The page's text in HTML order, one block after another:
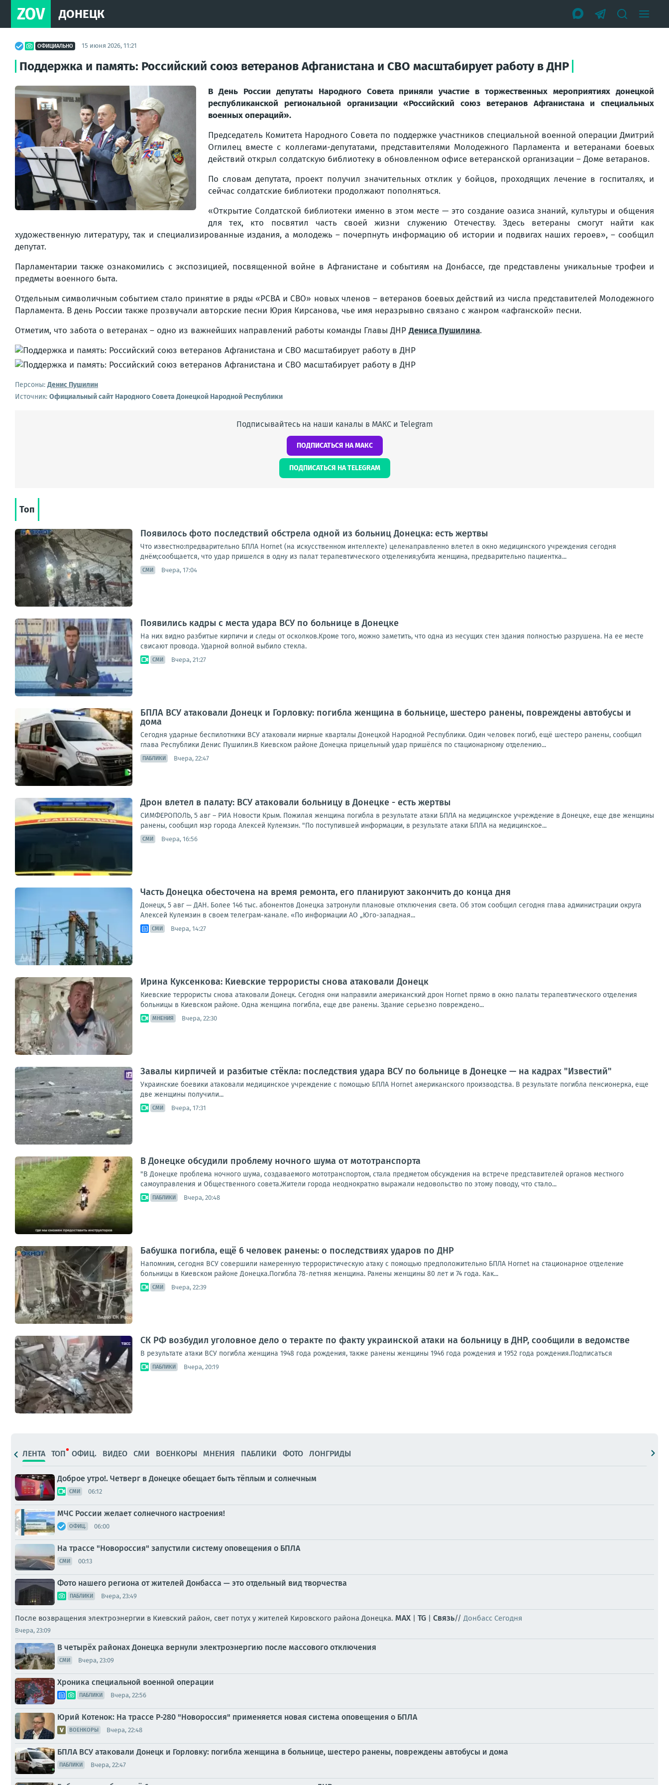
ZOV ДОНЕЦК
ОФИЦИАЛЬНО 15 июня 2026, 11:21
Поддержка и память: Российский союз ветеранов Афганистана и СВО масштабирует работу в ДНР
В День России депутаты Народного Совета приняли участие в торжественных мероприятиях донецкой
республиканской региональной организации «Российский союз ветеранов Афганистана и специальных
военных операций».
Председатель Комитета Народного Совета по поддержке участников специальной военной операции Дмитрий
Оглилец вместе с коллегами-депутатами, представителями Молодежного Парламента и ветеранами боевых
действий открыл солдатскую библиотеку в обновленном офисе ветеранской организации – Доме ветаранов.
По словам депутата, проект получил значительных отклик у бойцов, проходящих лечение в госпиталях, и
сейчас солдатские библиотеки продолжают пополняться.
«Открытие Солдатской библиотеки именно в этом месте — это создание оазиса знаний, культуры и общения
для тех, кто посвятил часть своей жизни служению Отечеству. Здесь ветераны смогут найти как
художественную литературу, так и специализированные издания, а молодежь – почерпнуть информацию об истории и подвигах наших героев», – сообщил
депутат.
Парламентарии также ознакомились с экспозицией, посвященной войне в Афганистане и событиям на Донбассе, где представлены уникальные трофеи и
предметы военного быта.
Отдельным символичным событием стало принятие в ряды «РСВА и СВО» новых членов – ветеранов боевых действий из числа представителей Молодежного
Парламента. В день России также прозвучали авторские песни Юрия Кирсанова, чье имя неразрывно связано с жанром «афганской» песни.
Отметим, что забота о ветеранах – одно из важнейших направлений работы команды Главы ДНРДениса Пушилина.
Персоны: Денис Пушилин
Источник: Официальный сайт Народного Совета Донецкой Народной Республики
Подписывайтесь на наши каналы в МАКС и Telegram
ПОДПИСАТЬСЯ НА МАКС
ПОДПИСАТЬСЯ НА TELEGRAM
Топ
Появилось фото последствий обстрела одной из больниц Донецка: есть жертвы
Что известно:предварительно БПЛА Hornet (на искусственном интеллекте) целенаправленно влетел в окно медицинского учреждения сегодня
днём;сообщается, что удар пришелся в одну из палат терапевтического отделения;убита женщина, предварительно пациентка...
СМИ Вчера, 17:04
Появились кадры с места удара ВСУ по больнице в Донецке
На них видно разбитые кирпичи и следы от осколков.Кроме того, можно заметить, что одна из несущих стен здания полностью разрушена. На ее месте
свисают провода. Ударной волной выбило стекла.
СМИ Вчера, 21:27
БПЛА ВСУ атаковали Донецк и Горловку: погибла женщина в больнице, шестеро ранены, повреждены автобусы и
дома
Сегодня ударные беспилотники ВСУ атаковали мирные кварталы Донецкой Народной Республики. Один человек погиб, ещё шестеро ранены, сообщил
глава Республики Денис Пушилин.В Киевском районе Донецка прицельный удар пришёлся по стационарному отделению...
ПАБЛИКИ Вчера, 22:47
Дрон влетел в палату: ВСУ атаковали больницу в Донецке - есть жертвы
СИМФЕРОПОЛЬ, 5 авг – РИА Новости Крым. Пожилая женщина погибла в результате атаки БПЛА на медицинское учреждение в Донецке, еще две женщины
ранены, сообщил мэр города Алексей Кулемзин. "По поступившей информации, в результате атаки БПЛА на медицинское...
СМИ Вчера, 16:56
Часть Донецка обесточена на время ремонта, его планируют закончить до конца дня
Донецк, 5 авг — ДАН. Более 146 тыс. абонентов Донецка затронули плановые отключения света. Об этом сообщил сегодня глава администрации округа
Алексей Кулемзин в своем телеграм-канале. «По информации АО „Юго-западная...
СМИ Вчера, 14:27
Ирина Куксенкова: Киевские террористы снова атаковали Донецк
Киевские террористы снова атаковали Донецк. Сегодня они направили американский дрон Hornet прямо в окно палаты терапевтического отделения
больницы в Киевском районе. Одна женщина погибла, еще две ранены. Здание серьезно повреждено...
МНЕНИЯ Вчера, 22:30
Завалы кирпичей и разбитые стёкла: последствия удара ВСУ по больнице в Донецке — на кадрах "Известий"
Украинские боевики атаковали медицинское учреждение с помощью БПЛА Hornet американского производства. В результате погибла пенсионерка, еще
две женщины получили...
СМИ Вчера, 17:31
В Донецке обсудили проблему ночного шума от мототранспорта
"В Донецке проблема ночного шума, создаваемого мототранспортом, стала предметом обсуждения на встрече представителей органов местного
самоуправления и Общественного совета.Жители города неоднократно выражали недовольство по этому поводу, что стало...
ПАБЛИКИ Вчера, 20:48
Бабушка погибла, ещё 6 человек ранены: о последствиях ударов по ДНР
Напомним, сегодня ВСУ совершили намеренную террористическую атаку с помощью предположительно БПЛА Hornet на стационарное отделение
больницы в Киевском районе Донецка.Погибла 78-летняя женщина. Ранены женщины 80 лет и 74 года. Как...
СМИ Вчера, 22:39
СК РФ возбудил уголовное дело о теракте по факту украинской атаки на больницу в ДНР, сообщили в ведомстве
В результате атаки ВСУ погибла женщина 1948 года рождения, также ранены женщины 1946 года рождения и 1952 года рождения.Подписаться
ПАБЛИКИ Вчера, 20:19
ЛЕНТА ТОП ОФИЦ. ВИДЕО СМИ ВОЕНКОРЫ МНЕНИЯ ПАБЛИКИ ФОТО ЛОНГРИДЫ
Доброе утро!. Четверг в Донецке обещает быть тёплым и солнечным
СМИ 06:12
МЧС России желает солнечного настроения!
ОФИЦ. 06:00
На трассе "Новороссия" запустили систему оповещения о БПЛА
СМИ 00:13
Фото нашего региона от жителей Донбасса — это отдельный вид творчества
ПАБЛИКИ Вчера, 23:49
После возвращения электроэнергии в Киевский район, свет потух у жителей Кировского района Донецка. MAX | TG | Связь// Донбасс Сегодня
Вчера, 23:09
В четырёх районах Донецка вернули электроэнергию после массового отключения
СМИ Вчера, 23:09
Хроника специальной военной операции
ПАБЛИКИ Вчера, 22:56
Юрий Котенок: На трассе Р-280 "Новороссия" применяется новая система оповещения о БПЛА
ВОЕНКОРЫ Вчера, 22:48
БПЛА ВСУ атаковали Донецк и Горловку: погибла женщина в больнице, шестеро ранены, повреждены автобусы и дома
ПАБЛИКИ Вчера, 22:47